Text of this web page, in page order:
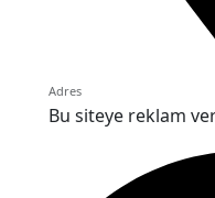
Adres
Bu siteye reklam